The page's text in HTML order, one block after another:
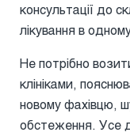
консультації до
лікування в
Не потрібно
клініками,
новому фахівцю,
обстеження. Усе